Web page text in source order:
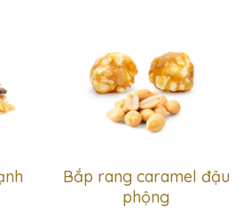
Bắp rang caramel đậu
phộng